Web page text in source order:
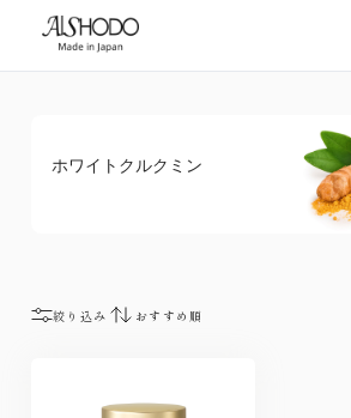
ホワイトクルクミン
絞り込み